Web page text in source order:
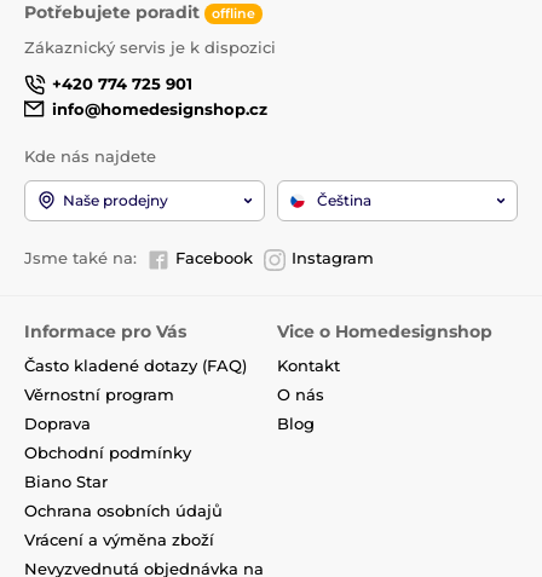
Potřebujete poradit offline
Zákaznický servis je k dispozici
+420 774 725 901
info@homedesignshop.cz
Kde nás najdete
Naše prodejny Čeština
Jsme také na: Facebook Instagram
Informace pro Vás
Často kladené dotazy (FAQ)
Věrnostní program
Doprava
Obchodní podmínky
Biano Star
Ochrana osobních údajů
Vrácení a výměna zboží
Nevyzvednutá objednávka na
Vice o Homedesignshop
Kontakt
O nás
Blog